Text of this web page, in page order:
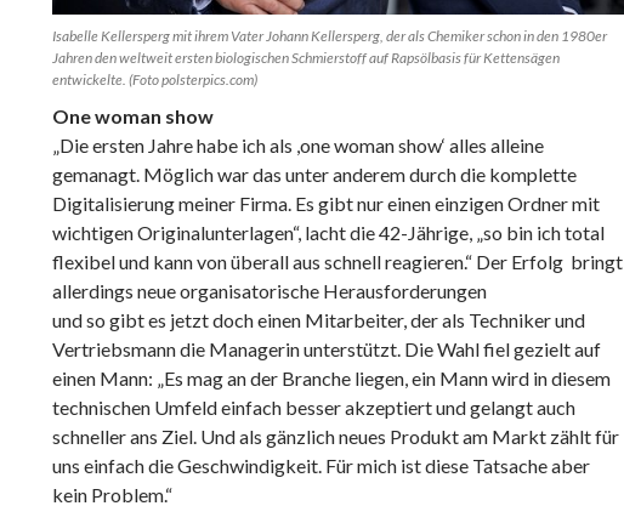
Isabelle Kellersperg mit ihrem Vater Johann Kellersperg, der als Chemiker schon in den 1980er
Jahren den weltweit ersten biologischen Schmierstoff auf Rapsölbasis für Kettensägen
entwickelte. (Foto polsterpics.com)
One woman show
„Die ersten Jahre habe ich als ,one woman show‘ alles alleine
gemanagt. Möglich war das unter anderem durch die komplette
Digitalisierung meiner Firma. Es gibt nur einen einzigen Ordner mit
wichtigen Originalunterlagen“, lacht die 42-Jährige, „so bin ich total
flexibel und kann von überall aus schnell reagieren.“ Der Erfolg bringt
allerdings neue organisatorische Herausforderungen
und so gibt es jetzt doch einen Mitarbeiter, der als Techniker und
Vertriebsmann die Managerin unterstützt. Die Wahl fiel gezielt auf
einen Mann: „Es mag an der Branche liegen, ein Mann wird in diesem
technischen Umfeld einfach besser akzeptiert und gelangt auch
schneller ans Ziel. Und als gänzlich neues Produkt am Markt zählt für
uns einfach die Geschwindigkeit. Für mich ist diese Tatsache aber
kein Problem.“